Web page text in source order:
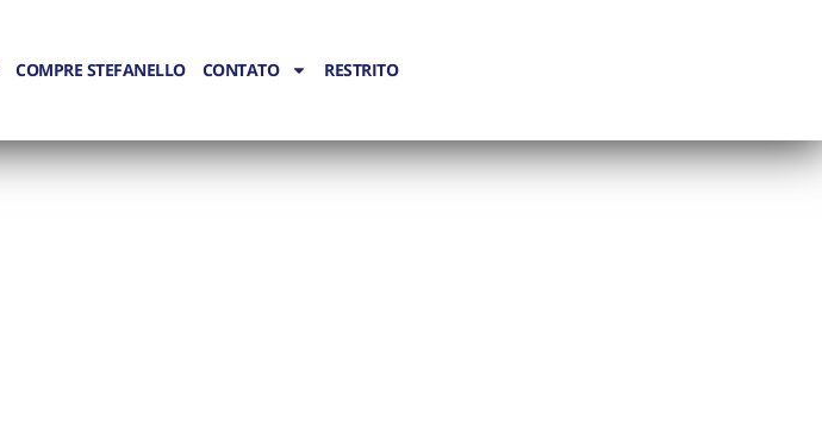
COMPRE STEFANELLO CONTATO RESTRITO